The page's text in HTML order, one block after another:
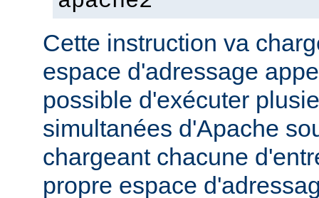
Cette instruction va
espace d'adressage
possible d'exécuter
simultanées d'Apache
chargeant chacune
propre espace